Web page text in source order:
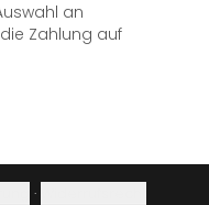
an
Zahlung auf
·